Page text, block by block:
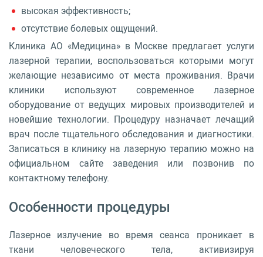
высокая эффективность;
отсутствие болевых ощущений.
Клиника АО «Медицина» в Москве предлагает услуги
лазерной терапии, воспользоваться которыми могут
желающие независимо от места проживания. Врачи
клиники используют современное лазерное
оборудование от ведущих мировых производителей и
новейшие технологии. Процедуру назначает лечащий
врач после тщательного обследования и диагностики.
Записаться в клинику на лазерную терапию можно на
официальном сайте заведения или позвонив по
контактному телефону.
Особенности процедуры
Лазерное излучение во время сеанса проникает в
ткани человеческого тела, активизируя